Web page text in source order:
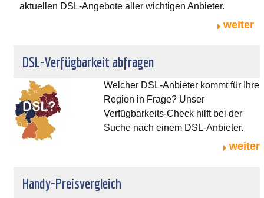
aktuellen DSL-Angebote aller wichtigen Anbieter.
weiter
DSL-Verfügbarkeit abfragen
Welcher DSL-Anbieter kommt für Ihre
Region in Frage? Unser
Verfügbarkeits-Check hilft bei der
Suche nach einem DSL-Anbieter.
weiter
Handy-Preisvergleich